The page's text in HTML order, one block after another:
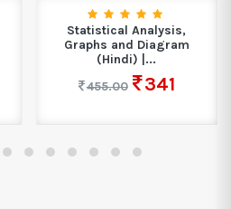
Statistical Analysis,
Graphs and Diagram
(Hindi) |...
455.00
341